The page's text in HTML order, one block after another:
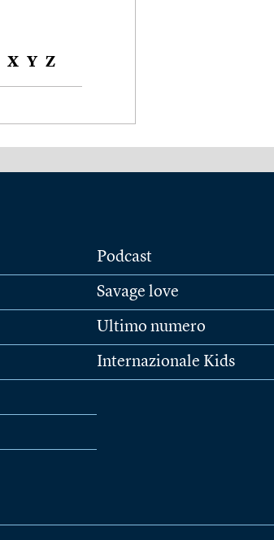
X Y Z
Podcast
Savage love
Ultimo numero
Internazionale Kids